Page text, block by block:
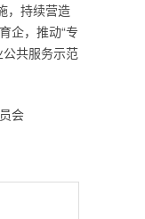
，持续营造
企，推动“专
共服务示范
会